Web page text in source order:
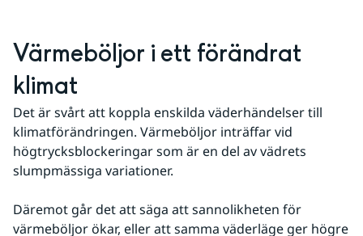
Värmeböljor i ett förändrat
klimat
Det är svårt att koppla enskilda väderhändelser till
klimatförändringen. Värmeböljor inträffar vid
högtrycksblockeringar som är en del av vädrets
slumpmässiga variationer.
Däremot går det att säga att sannolikheten för
värmeböljor ökar, eller att samma väderläge ger högre